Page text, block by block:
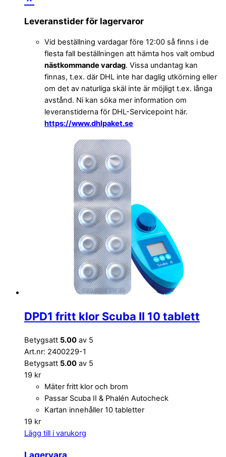
Leveranstider för lagervaror
Vid beställning vardagar före 12:00 så finns i de
flesta fall beställningen att hämta hos valt ombud
nästkommande vardag. Vissa undantag kan
finnas, t.ex. där DHL inte har daglig utkörning eller
om det av naturliga skäl inte är möjligt t.ex. långa
avstånd. Ni kan söka mer information om
leveranstiderna för DHL-Servicepoint här.
https://www.dhlpaket.se
DPD1 fritt klor Scuba II 10 tablett
Betygsatt 5.00 av 5
Art.nr: 2400229-1
Betygsatt 5.00 av 5
19 kr
Mäter fritt klor och brom
Passar Scuba II & Phalén Autocheck
Kartan innehåller 10 tabletter
19 kr
Lägg till i varukorg
Lagervara